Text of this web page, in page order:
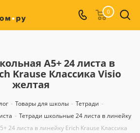
0
А5+ 24 листа в
Krause Классика Visio
желтая
- Товары для школы - Тетради -
- Тетради школьные 24 листа в линейку
24 листа в линейку Erich Krause Классика